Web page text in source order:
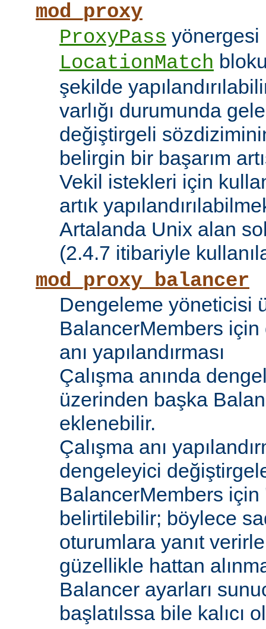
mod_proxy
ProxyPass
LocationMatch
şekilde
varlığı durumunda
değiştirgeli
belirgin bir başarım
Vekil istekleri için
artık
Artalanda Unix alan
(2.4.7 itibariyle
mod_proxy_balancer
Dengeleme yöneticisi
BalancerMembers için
anı yapılandırması
Çalışma anında
üzerinden başka
eklenebilir.
Çalışma anı
dengeleyici
BalancerMembers
belirtilebilir; böylece
oturumlara yanıt
güzellikle hattan
Balancer ayarları
başlatılssa bile kalıcı